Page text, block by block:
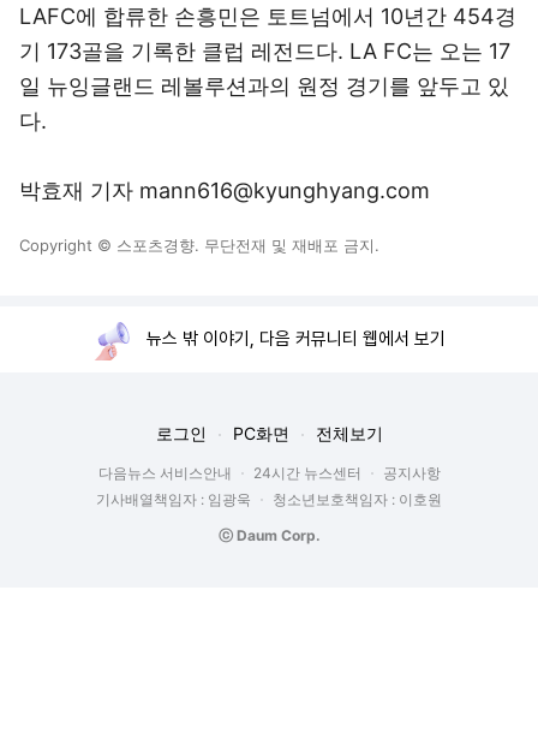
LAFC에 합류한 손흥민은 토트넘에서 10년간 454경
기 173골을 기록한 클럽 레전드다. LA FC는 오는 17
일 뉴잉글랜드 레볼루션과의 원정 경기를 앞두고 있
다.
박효재 기자 mann616@kyunghyang.com
Copyright © 스포츠경향. 무단전재 및 재배포 금지.
뉴스 밖 이야기, 다음 커뮤니티 웹에서 보기
로그인 PC화면 전체보기
다음뉴스 서비스안내 24시간 뉴스센터
공지사항
기사배열책임자 : 임광욱
청소년보호책임자 : 이호원
ⓒ Daum Corp.